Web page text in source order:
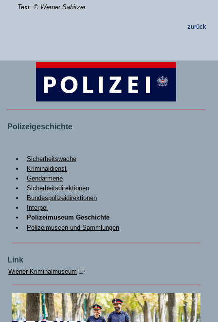
Text: © Werner Sabitzer
zurück
Polizeigeschichte
Sicherheitswache
Kriminaldienst
Gendarmerie
Sicherheitsdirektionen
Bundespolizeidirektionen
Interpol
Polizeimuseum Geschichte
Polizeimuseen und Sammlungen
Link
Wiener Kriminalmuseum